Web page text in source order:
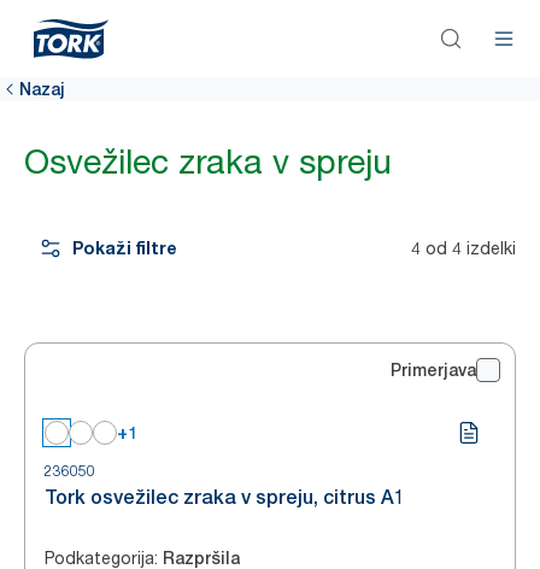
Nazaj
Osvežilec zraka v spreju
Pokaži filtre 4 od 4 izdelki
Primerjava
+1
236050
Tork osvežilec zraka v spreju, citrus A1
Podkategorija: Razpršila